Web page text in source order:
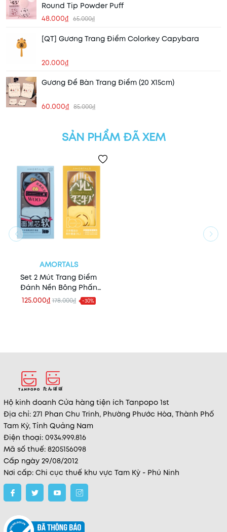
Round Tip Powder Puff
48.000₫ 65.000₫
[QT] Gương Trang Điểm Colorkey Capybara
20.000₫
Gương Để Bàn Trang Điểm (20 X15cm)
60.000₫ 85.000₫
SẢN PHẨM ĐÃ XEM
AMORTALS
Set 2 Mút Trang Điểm
Đánh Nền Bông Phấn
Mềm Mịn Cao Cấp
Amortals (Kèm Hộp Đựng)
125.000₫ 178.000₫ -30%
Hộ kinh doanh Cửa hàng tiện ích Tanpopo 1st
Địa chỉ: 271 Phan Chu Trinh, Phường Phước Hòa, Thành Phố
Tam Kỳ, Tỉnh Quảng Nam
Điện thoại: 0934.999.816
Mã số thuế: 8205156098
Cấp ngày 29/08/2012
Nơi cấp: Chi cục thuế khu vực Tam Kỳ - Phú Ninh